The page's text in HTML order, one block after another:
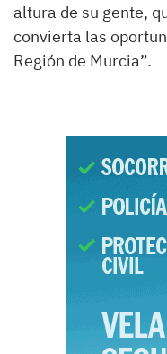
altura de su gente,
convierta las
Región de Murcia”.